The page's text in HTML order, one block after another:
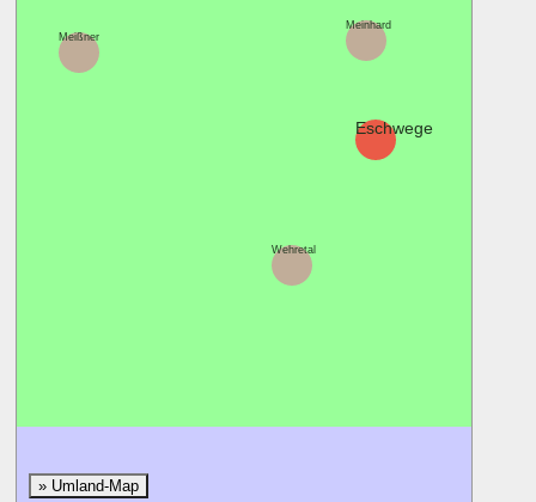
Meißner
Meinhard
Wehretal
Eschwege
» Umland-Map